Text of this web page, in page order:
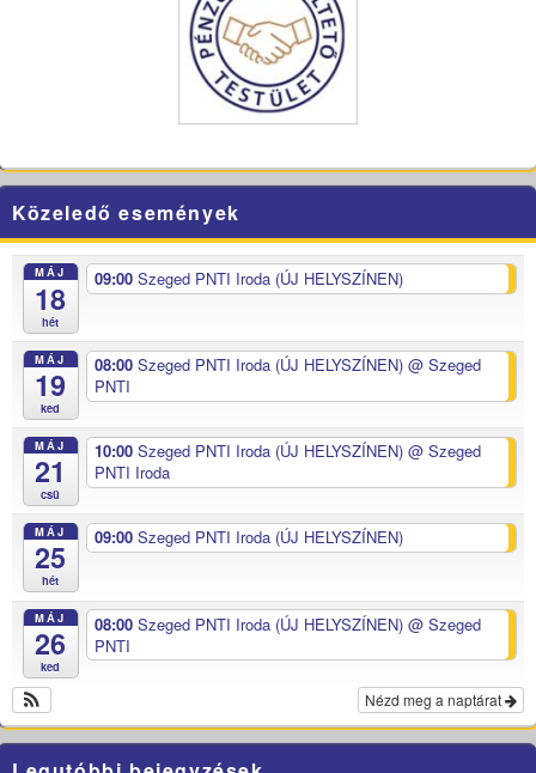
Közeledő események
MÁJ
18
hét
09:00 Szeged PNTI Iroda (ÚJ HELYSZÍNEN)
MÁJ
19
ked
08:00 Szeged PNTI Iroda (ÚJ HELYSZÍNEN) @ Szeged
PNTI
MÁJ
21
csü
10:00 Szeged PNTI Iroda (ÚJ HELYSZÍNEN) @ Szeged
PNTI Iroda
MÁJ
25
hét
09:00 Szeged PNTI Iroda (ÚJ HELYSZÍNEN)
MÁJ
26
ked
08:00 Szeged PNTI Iroda (ÚJ HELYSZÍNEN) @ Szeged
PNTI
Nézd meg a naptárat